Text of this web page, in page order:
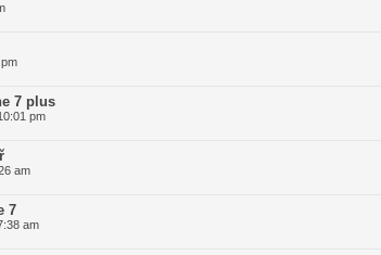
7 plus
pm
am
7
am